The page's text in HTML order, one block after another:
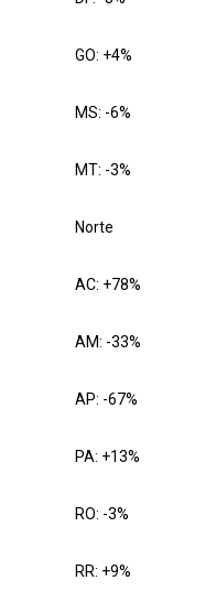
GO: +4%
MS: -6%
MT: -3%
Norte
AC: +78%
AM: -33%
AP: -67%
PA: +13%
RO: -3%
RR: +9%